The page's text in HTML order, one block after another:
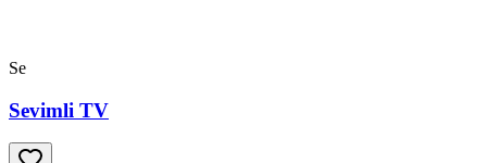
Se
Sevimli TV